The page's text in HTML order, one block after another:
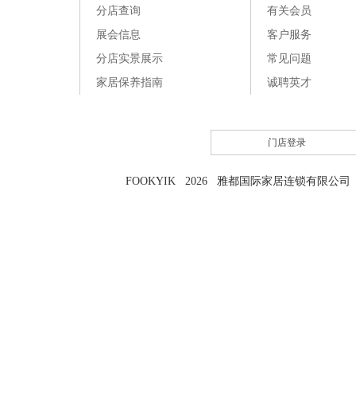
分店查询
展会信息
分店实景展示
家居保养指南
有关会员
客户服务
常见问题
诚聘英才
门店登录
FOOKYIK 2026 雅都国际家居连锁有限公司